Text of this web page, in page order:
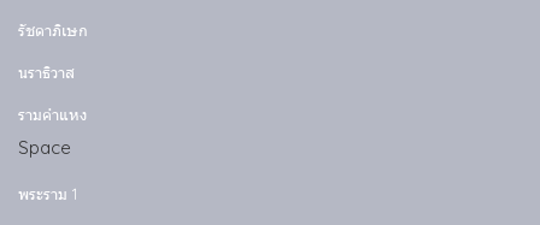
รัชดาภิเษก
นราธิวาส
รามคำแหง
Space
พระราม 1